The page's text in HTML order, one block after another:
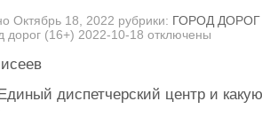
Октябрь 18, 2022 рубрики: ГОРОД ДОРОГ
дорог (16+) 2022-10-18 отключены
диспетчерский центр и